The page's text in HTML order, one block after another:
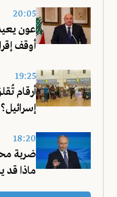
20:05
أوقف
19:25
أرقام
إسرائيل؟
18:20
ضربة
ماذا قد